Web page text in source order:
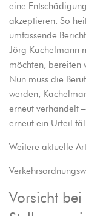
eine
akzeptieren. So
umfassende
Jörg Kachelmann
möchten, bereiten
Nun muss die
werden,
erneut verhandelt
erneut ein Urteil
Weitere aktuelle
Vorsicht